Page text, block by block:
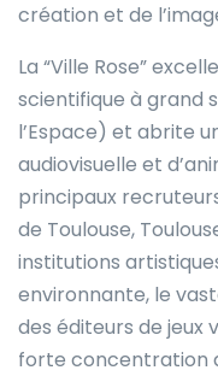
création et de
La “Ville Rose”
scientifique à grand
l’Espace) et abrite
audiovisuelle et
principaux
de Toulouse,
institutions
environnante, le
des éditeurs de jeux
forte concentration